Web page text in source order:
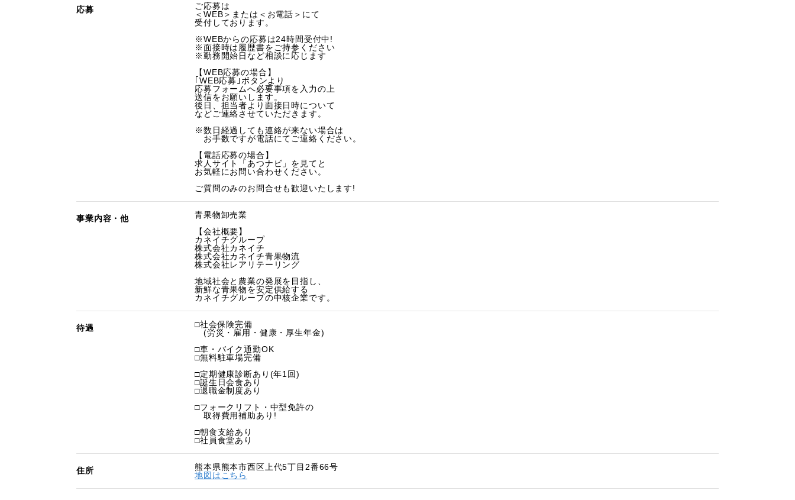
応募
ご応募は
＜WEB＞または＜お電話＞にて
受付しております。
※WEBからの応募は24時間受付中!
※面接時は履歴書をご持参ください
※勤務開始日など相談に応じます
【WEB応募の場合】
｢WEB応募｣ボタンより
応募フォームへ必要事項を入力の上
送信をお願いします。
後日、担当者より面接日時について
などご連絡させていただきます。
※数日経過しても連絡が来ない場合は
お手数ですが電話にてご連絡ください。
【電話応募の場合】
求人サイト「あつナビ」を見てと
お気軽にお問い合わせください。
ご質問のみのお問合せも歓迎いたします!
事業内容・他
青果物卸売業
【会社概要】
カネイチグループ
株式会社カネイチ
株式会社カネイチ青果物流
株式会社レアリテーリング
地域社会と農業の発展を目指し、
新鮮な青果物を安定供給する
カネイチグループの中核企業です。
待遇
□社会保険完備
(労災・雇用・健康・厚生年金)
□車・バイク通勤OK
□無料駐車場完備
□定期健康診断あり(年1回)
□誕生日会食あり
□退職金制度あり
□フォークリフト・中型免許の
取得費用補助あり!
□朝食支給あり
□社員食堂あり
住所
熊本県熊本市西区上代5丁目2番66号
地図はこちら